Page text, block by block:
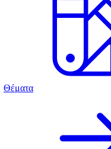
Θέματα